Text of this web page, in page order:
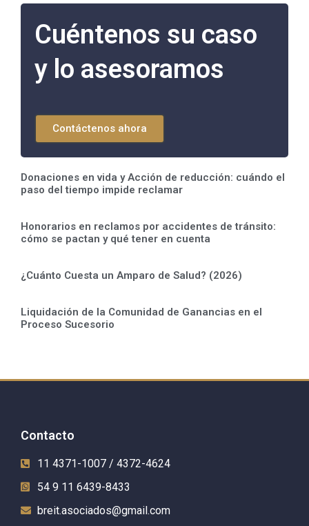
Cuéntenos su caso
y lo asesoramos
Contáctenos ahora
Donaciones en vida y Acción de reducción: cuándo el
paso del tiempo impide reclamar
Honorarios en reclamos por accidentes de tránsito:
cómo se pactan y qué tener en cuenta
¿Cuánto Cuesta un Amparo de Salud? (2026)
Liquidación de la Comunidad de Ganancias en el
Proceso Sucesorio
Contacto
11 4371-1007 / 4372-4624
54 9 11 6439-8433
breit.asociados@gmail.com